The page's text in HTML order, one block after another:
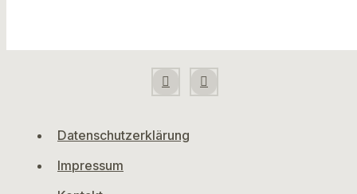
Datenschutzerklärung
Impressum